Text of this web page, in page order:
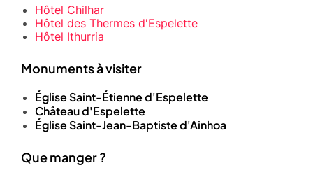
Hôtel Chilhar
Hôtel des Thermes d'Espelette
Hôtel Ithurria
Monuments à visiter
Église Saint-Étienne d'Espelette
Château d'Espelette
Église Saint-Jean-Baptiste d'Ainhoa
Que manger ?